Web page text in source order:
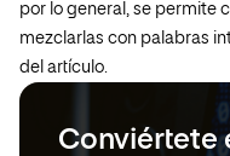
por lo general, se permite
mezclarlas con palabras
del artículo.
Conviértete